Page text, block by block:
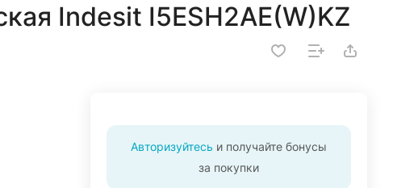
Indesit I5ESH2AE(W)KZ
Авторизуйтесь и получайте бонусы
за покупки